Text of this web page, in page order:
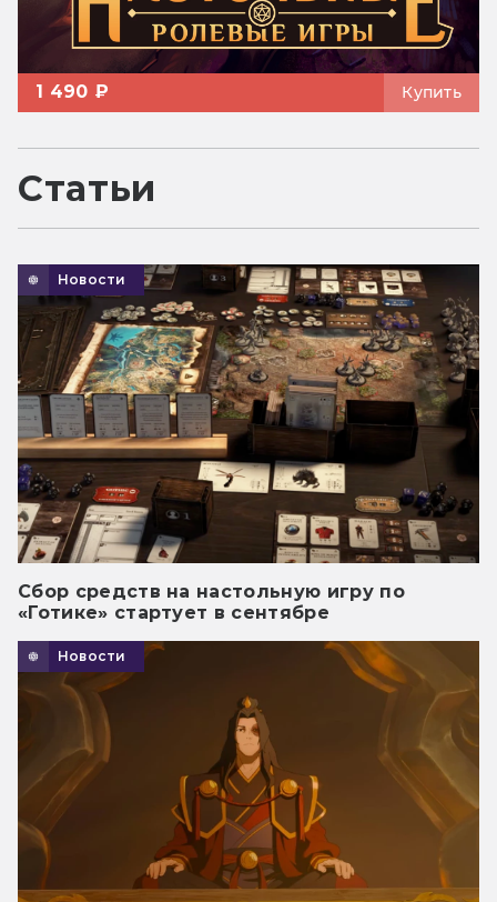
1 490 ₽ Купить
Статьи
Новости
Сбор средств на настольную игру по
«Готике» стартует в сентябре
Новости